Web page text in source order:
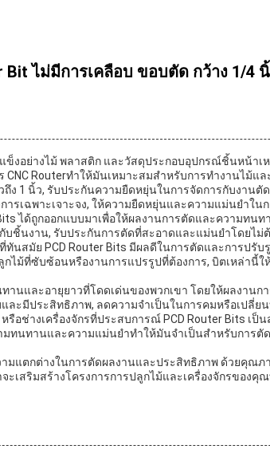
Bit ไม่มีการเคลือบ ขอบตัด กว้าง 1/4
ข็งอย่างไม้ พลาสติก และวัสดุประกอบอุปกรณ์ชิ้นหน้าเ
CNC Routerทําให้มันเหมาะสมสําหรับการทํางานไม้แ
ถึง 1 นิ้ว, รับประกันความยืดหยุ่นในการจัดการกับงานตั
ารเฉพาะเจาะจง, ให้ความยืดหยุ่นและความแม่นยําใน
ได้ถูกออกแบบมาเพื่อให้ผลงานการตัดและความทนท
ชิ้นงาน, รับประกันการตัดที่สะอาดและแม่นยําโดยไม่
นสมัย PCD Router Bits มีผลดีในการตัดและการปรับ
ไม้ที่ซับซ้อนหรืองานการแปรรูปที่ต้องการ, บิตเหล่านี้ใ
านและอายุยาวที่โดดเด่นของพวกเขา โดยให้ผลงานก
ะมีประสิทธิภาพ, ลดความจําเป็นในการคมหรือเปลี่ยน
อช่างเครื่องจักรที่ประสบการณ์ PCD Router Bits เป็
ทนทานและความแม่นยําทําให้มันจําเป็นสําหรับการตั
มแตกต่างในการตัดผลงานและประสิทธิภาพ ด้วยคุณภ
เสริมสร้างโครงการการปลูกไม้และเครื่องจักรของ